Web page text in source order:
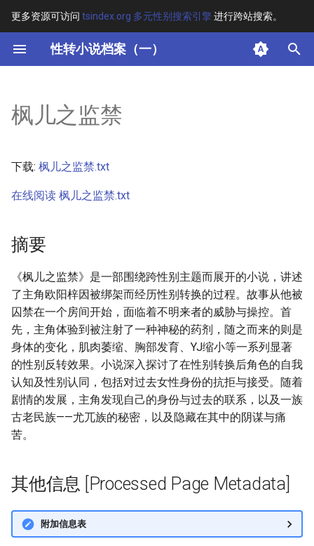
更多资源可访问 tsindex.org 多元性别搜索引擎进行跨站搜索。
性转小说档案（一）
键
开
搜
索
其他信息 [Processed Page
枫儿之监禁
下载: 枫儿之监禁.txt
在线阅读 枫儿之监禁.txt
摘要
《枫儿之监禁》是一部围绕跨性别主题而展开的小说，讲述
了主角欧阳梓因被绑架而经历性别转换的过程。故事从他被
囚禁在一个房间开始，面临着不明来者的威胁与操控。首
先，主角体验到被注射了一种神秘的药剂，随之而来的则是
身体的变化，肌肉萎缩、胸部发育、YJ缩小等一系列显著
的性别反转效果。小说深入探讨了在性别转换后角色的自我
认知及性别认同，包括对过去女性身份的抗拒与接受。随着
剧情的发展，主角发现自己的身份与过去的联系，以及一族
古老民族——尤兀族的秘密，以及隐藏在其中的阴谋与痛
苦。
其他信息 [Processed Page Metadata]
附加信息表